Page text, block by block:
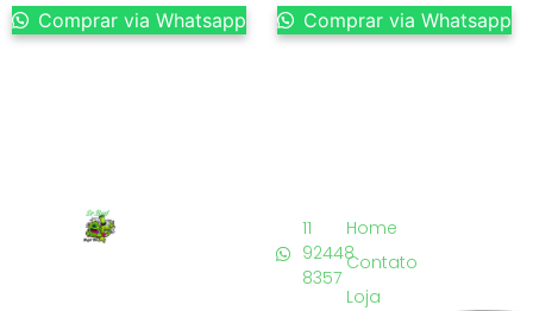
Comprar via Whatsapp Comprar via Whatsapp
Home
Contato
Loja
11
92448
8357